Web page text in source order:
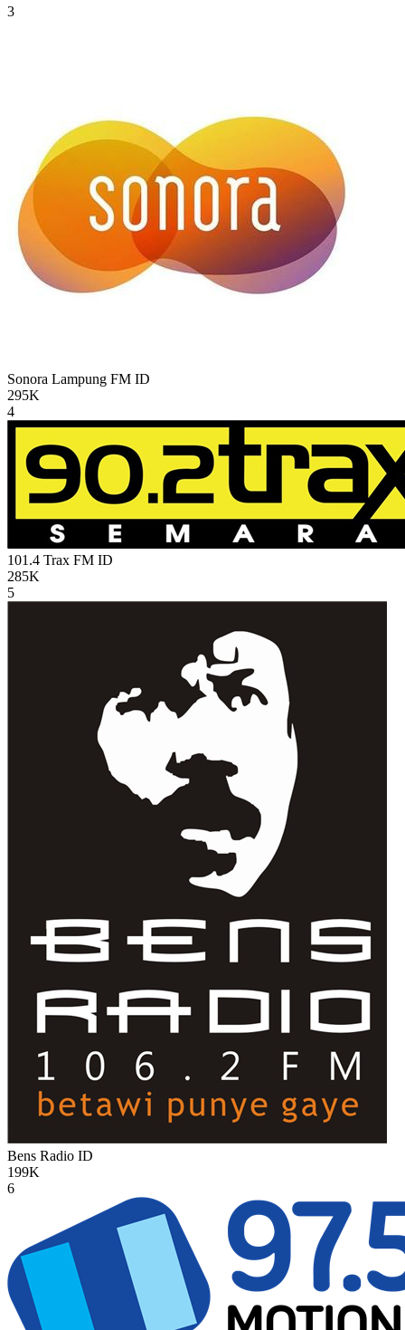
3
Sonora Lampung FM ID
295K
4
101.4 Trax FM ID
285K
5
Bens Radio ID
199K
6